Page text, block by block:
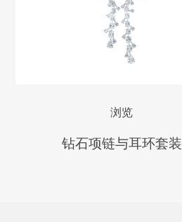
浏览
钻石项链与耳环套装